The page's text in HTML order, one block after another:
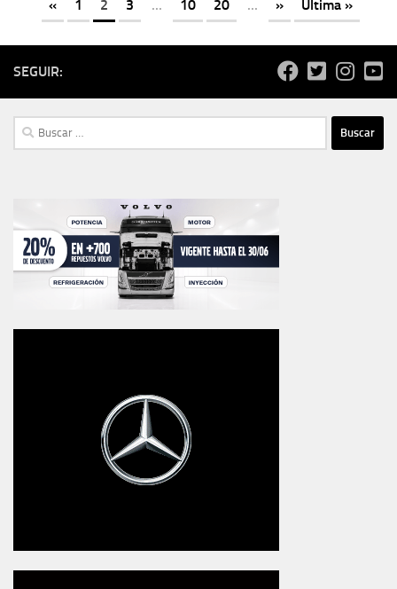
« 1 2 3 ... 10 20 ... » Última »
SEGUIR:
Buscar: